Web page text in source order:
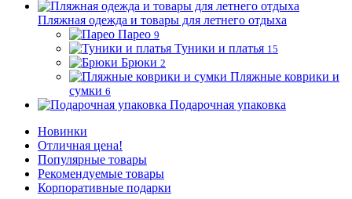
Пляжная одежда и товары для летнего отдыха
Парео 9
Туники и платья 15
Брюки 2
Пляжные коврики и
сумки 6
Подарочная упаковка
Новинки
Отличная цена!
Популярные товары
Рекомендуемые товары
Корпоративные подарки